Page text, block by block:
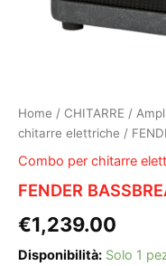
Home / CHITARRE /
chitarre elettriche /
Combo per chitarre
FENDER
€1,239.00
Disponibilità: Solo 1